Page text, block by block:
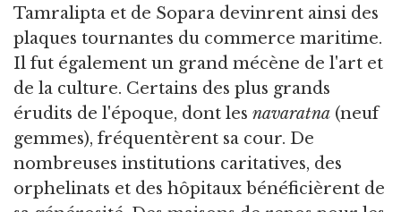
Tamralipta et de Sopara devinrent ainsi des
plaques tournantes du commerce maritime.
Il fut également un grand mécène de l'art et
de la culture. Certains des plus grands
érudits de l'époque, dont les navaratna (neuf
gemmes), fréquentèrent sa cour. De
nombreuses institutions caritatives, des
orphelinats et des hôpitaux bénéficièrent de